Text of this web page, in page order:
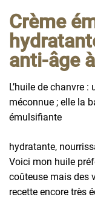
Crème
anti-âge
L’huile de chanvre
méconnue ; elle la
émulsifiante
hydratante,
Voici mon huile
coûteuse mais des
recette encore très